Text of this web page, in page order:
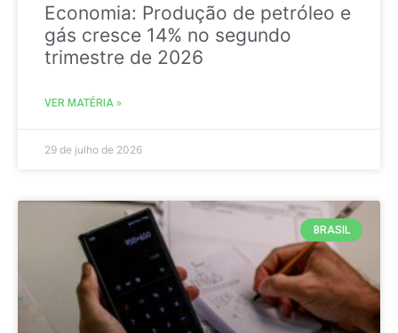
Economia: Produção de petróleo e
gás cresce 14% no segundo
trimestre de 2026
VER MATÉRIA »
29 de julho de 2026
BRASIL